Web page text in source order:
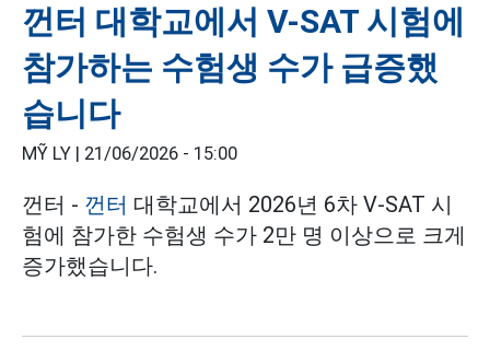
껀터 대학교에서 V-SAT 시험에
참가하는 수험생 수가 급증했
습니다
MỸ LY | 21/06/2026 - 15:00
껀터 - 껀터 대학교에서 2026년 6차 V-SAT 시
험에 참가한 수험생 수가 2만 명 이상으로 크게
증가했습니다.